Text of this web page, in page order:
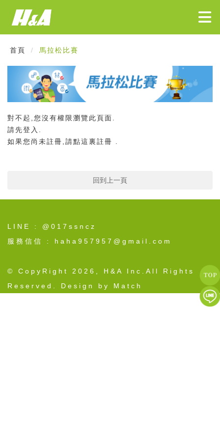
首頁 馬拉松比賽
對不起,您沒有權限瀏覽此頁面.
請先登入
如果您尚未註冊,請點這裏註冊
回到上一頁
LINE : @017ssncz
服務信信 : haha957957@gmail.com
© CopyRight 2026, H&A Inc.All Rights
Reserved. Design by Match